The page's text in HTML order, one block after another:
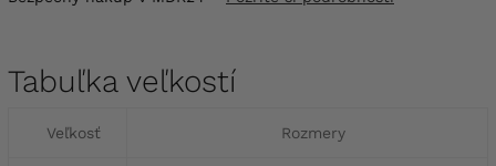
Tabuľka veľkostí
Veľkosť Rozmery